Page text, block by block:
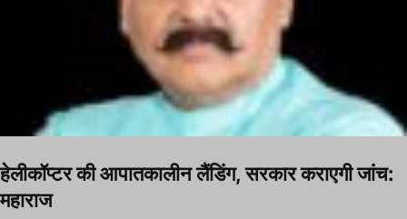
हेलीकॉप्टर की आपातकालीन लैंडिंग, सरकार कराएगी जांच:
महाराज